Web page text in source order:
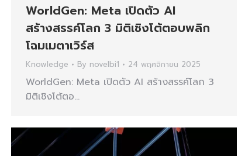
WorldGen: Meta เปิดตัว AI
สร้างสรรค์โลก 3 มิติเชิงโต้ตอบพลิก
โฉมเมตาเวิร์ส
Knowledge By novelbi1 24 พฤศจิกายน 2025
WorldGen: Meta เปิดตัว AI สร้างสรรค์โลก 3
มิติเชิงโต้ตอ…